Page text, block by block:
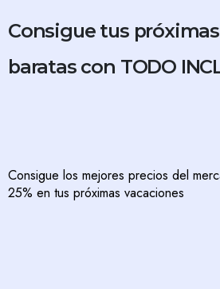
Consigue tus próximas
baratas con TODO
Consigue los mejores precios del
25% en tus próximas vacaciones